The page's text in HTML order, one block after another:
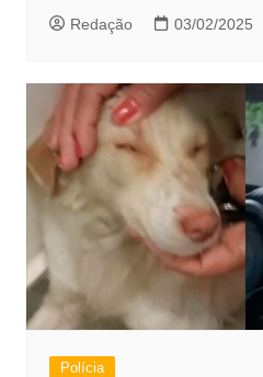
Redação 03/02/2025
Polícia